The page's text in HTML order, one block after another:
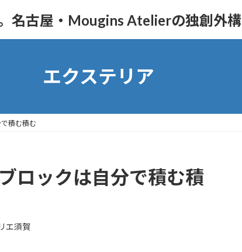
名古屋・Mougins Atelierの独創外構
エクステリア
積む積む
ロックは自分で積む積
エ須賀